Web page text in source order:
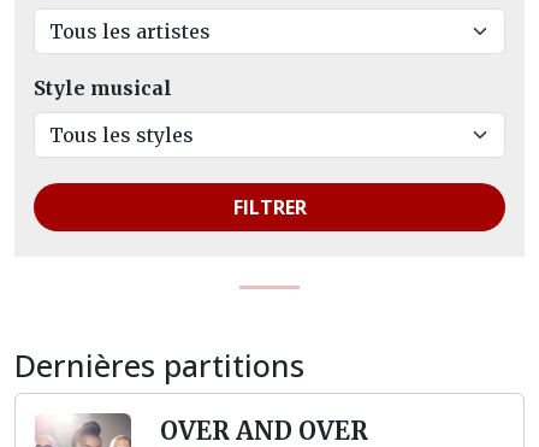
Style musical
FILTRER
Dernières partitions
OVER AND OVER